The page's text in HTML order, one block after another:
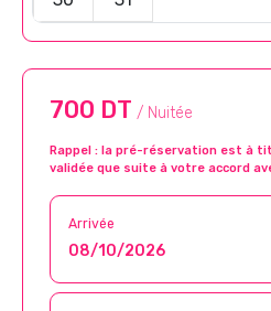
700 DT / Nuitée
Rappel : la pré-réservation est à
validée que suite à votre accord
Arrivée